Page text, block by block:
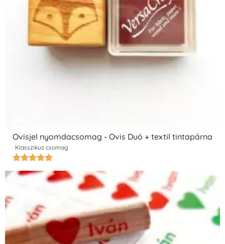
Ovisjel nyomdacsomag - Ovis Duó + textil tintapárna
Klasszikus csomag
